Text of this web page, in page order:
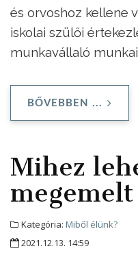
és orvoshoz kellene
iskolai szülői
munkavállaló
BŐVEBBEN ...
Mihez
Kategória: Miből élünk?
2021.12.13. 14:59